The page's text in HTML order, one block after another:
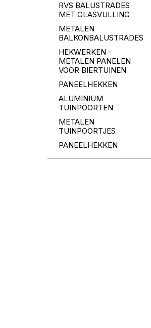
RVS BALUSTRADES
MET GLASVULLING
METALEN
BALKONBALUSTRADES
HEKWERKEN -
METALEN PANELEN
VOOR BIERTUINEN
PANEELHEKKEN
ALUMINIUM
TUINPOORTEN
METALEN
TUINPOORTJES
PANEELHEKKEN